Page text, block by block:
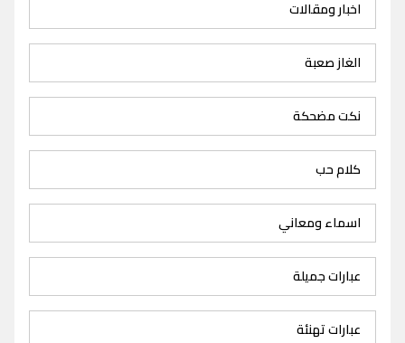
اخبار ومقالات
الغاز صعبة
نكت مضحكة
كلام حب
اسماء ومعاني
عبارات جميلة
عبارات تهنئة